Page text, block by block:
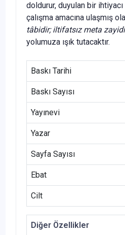
doldurur, duyulan bir
çalışma amacına ulaşmış
tâbidir; iltifatsız meta
yolumuza ışık tutacaktır.
Baskı Tarihi
Baskı Sayısı
Yayınevi
Yazar
Sayfa Sayısı
Ebat
Cilt
Diğer Özellikler